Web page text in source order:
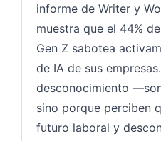
informe de Writer y
muestra que el 44%
Gen Z sabotea
de IA de sus
desconocimiento
sino porque perciben
futuro laboral y